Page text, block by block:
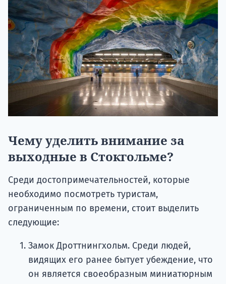
Чему уделить внимание за
выходные в Стокгольме?
Среди достопримечательностей, которые
необходимо посмотреть туристам,
ограниченным по времени, стоит выделить
следующие:
Замок Дроттнингхольм. Среди людей,
видящих его ранее бытует убеждение, что
он является своеобразным миниатюрным